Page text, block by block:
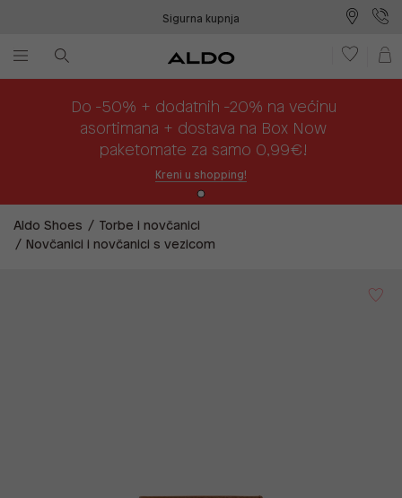
Sigurna kupnja
Do -50% + dodatnih -20% na većinu
asortimana + dostava na Box Now
paketomate za samo 0,99€!
Kreni u shopping!
Aldo Shoes
Torbe i novčanici
Novčanici i novčanici s vezicom